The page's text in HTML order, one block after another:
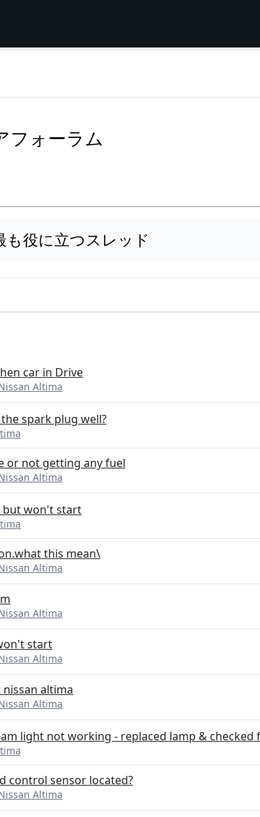
フォーラム
も役に立つスレッド
car in Drive
Altima
spark plug well?
or not getting any fuel
Altima
but won't start
this mean\
Altima
Altima
start
Altima
altima
Altima
light not working - replaced lamp & checked
control sensor located?
Altima